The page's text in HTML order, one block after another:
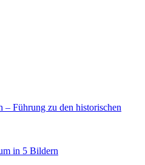
Führung zu den historischen
in 5 Bildern